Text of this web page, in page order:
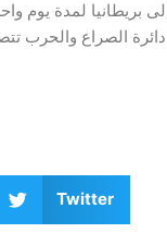
لمدة يوم
الصراع والحرب
Twitter